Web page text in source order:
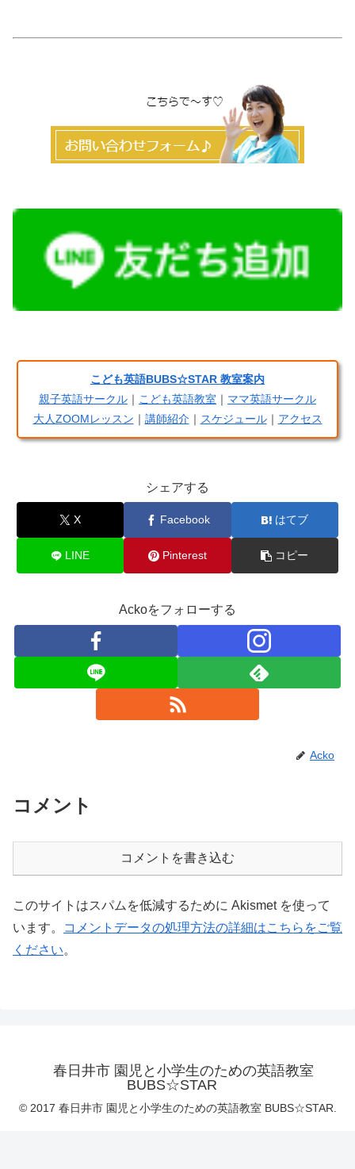
こども英語BUBS☆STAR 教室案内
親子英語サークル ｜ こども英語教室 ｜ ママ英語サークル
大人ZOOMレッスン ｜ 講師紹介｜ スケジュール｜ アクセス
シェアする
X Facebook はてブ
LINE Pinterest コピー
Ackoをフォローする
Acko
コメント
コメントを書き込む
このサイトはスパムを低減するために Akismet を使って
います。
コメントデータの処理方法の詳細はこちらをご覧
ください。
春日井市 園児と小学生のための英語教室
BUBS☆STAR
© 2017 春日井市 園児と小学生のための英語教室 BUBS☆STAR.